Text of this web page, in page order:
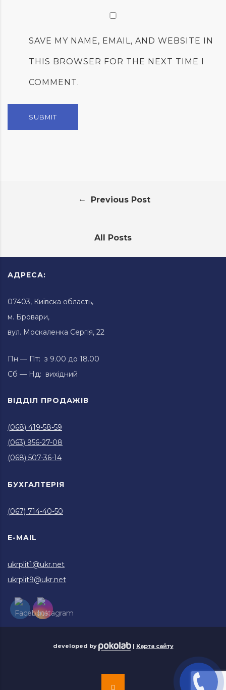
SAVE MY NAME, EMAIL, AND WEBSITE IN
THIS BROWSER FOR THE NEXT TIME I
COMMENT.
← Previous Post
All Posts
АДРЕСА:
07403, Київска область,
м. Бровари,
вул. Москаленка Сергія, 22
Пн — Пт: з 9.00 до 18.00
Сб — Нд: вихідний
ВІДДІЛ ПРОДАЖІВ
(068) 419-58-59
(063) 956-27-08
(068) 507-36-14
БУХГАЛТЕРІЯ
(067) 714-40-50
E-MAIL
ukrplit1@ukr.net
ukrplit9@ukr.net
developed by | Карта сайту